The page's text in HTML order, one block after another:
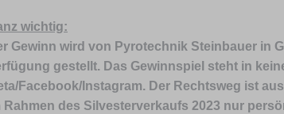
wichtig:
Gewinn wird von Pyrotechnik Steinbauer in
gestellt. Das Gewinnspiel steht in
Facebook/Instagram. Der Rechtsweg ist
Rahmen des Silvesterverkaufs 2023 nur